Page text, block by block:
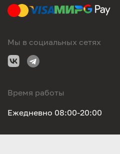
Мы в социальных сетях
Время работы
Ежедневно 08:00-20:00